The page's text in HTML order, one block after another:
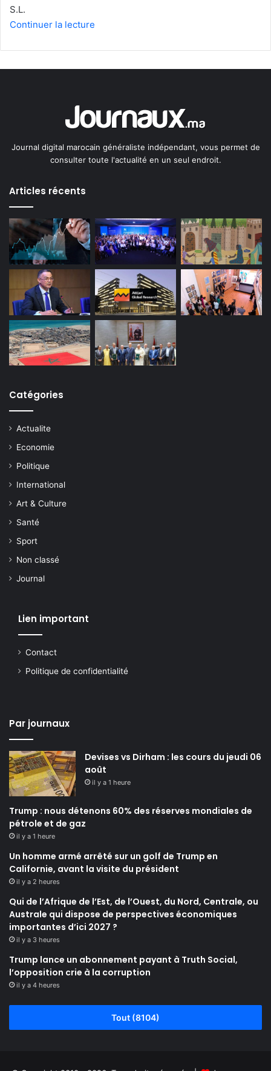
S.L.
Continuer la lecture
Journal digital marocain généraliste indépendant, vous permet de
consulter toute l'actualité en un seul endroit.
Articles récents
Catégories
Actualite
Economie
Politique
International
Art & Culture
Santé
Sport
Non classé
Journal
Lien important
Contact
Politique de confidentialité
Par journaux
Devises vs Dirham : les cours du jeudi 06
août
il y a 1 heure
Trump : nous détenons 60% des réserves mondiales de
pétrole et de gaz
il y a 1 heure
Un homme armé arrêté sur un golf de Trump en
Californie, avant la visite du président
il y a 2 heures
Qui de l’Afrique de l’Est, de l’Ouest, du Nord, Centrale, ou
Australe qui dispose de perspectives économiques
importantes d’ici 2027 ?
il y a 3 heures
Trump lance un abonnement payant à Truth Social,
l’opposition crie à la corruption
il y a 4 heures
Tout (8104)